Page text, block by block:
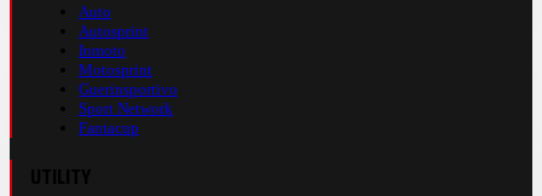
Auto
Autosprint
Inmoto
Motosprint
Guerinsportivo
Sport Network
Fantacup